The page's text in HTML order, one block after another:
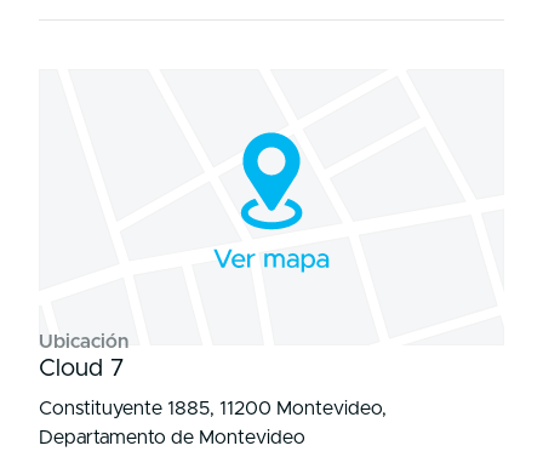
Ubicación
Cloud 7
Constituyente 1885, 11200 Montevideo,
Departamento de Montevideo